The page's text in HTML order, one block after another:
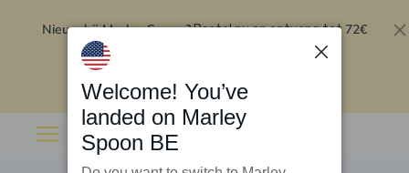
Nieuw bij Marley Spoon?Bestel nu en ontvang tot 72€
Welcome! You’ve
landed on Marley
Spoon BE